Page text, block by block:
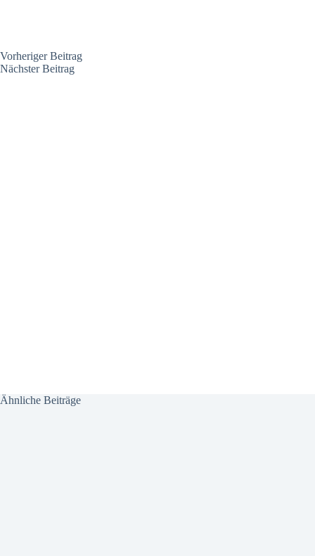
VorherigerBeitrag
NächsterBeitrag
Ähnliche Beiträge